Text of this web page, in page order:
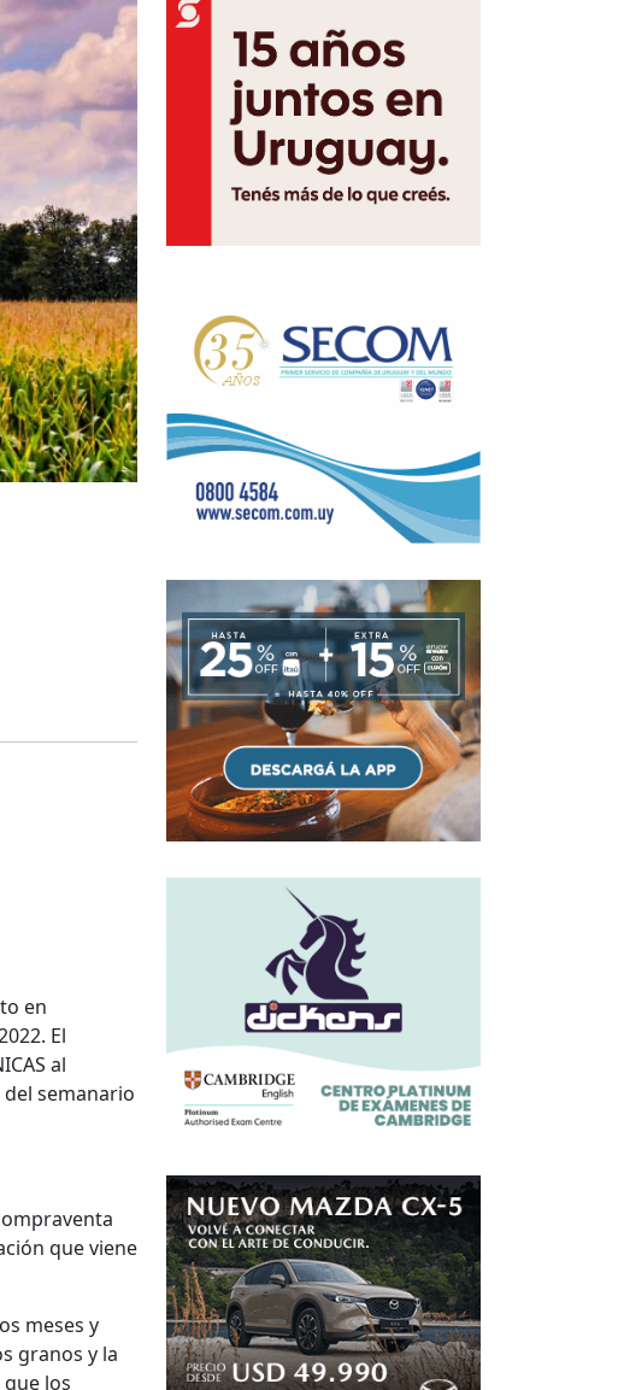
en
El
al
semanario
que viene
meses y
granos y la
los